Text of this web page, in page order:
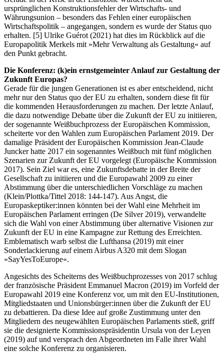
ursprünglichen Konstruktionsfehler der Wirtschafts- und
Währungsunion – besonders das Fehlen einer europäischen
Wirtschaftspolitik – angegangen, sondern es wurde der Status quo
erhalten. [5] Ulrike Guérot (2021) hat dies im Rückblick auf die
Europapolitik Merkels mit »Mehr Verwaltung als Gestaltung« auf
den Punkt gebracht.
Die Konferenz: (k)ein ernstgemeinter Anlauf zur Gestaltung der
Zukunft Europas?
Gerade für die jungen Generationen ist es aber entscheidend, nicht
mehr nur den Status quo der EU zu erhalten, sondern diese fit für
die kommenden Herausforderungen zu machen. Der letzte Anlauf,
die dazu notwendige Debatte über die Zukunft der EU zu initiieren,
der sogenannte Weißbuchprozess der Europäischen Kommission,
scheiterte vor den Wahlen zum Europäischen Parlament 2019. Der
damalige Präsident der Europäischen Kommission Jean-Claude
Juncker hatte 2017 ein sogenanntes Weißbuch mit fünf möglichen
Szenarien zur Zukunft der EU vorgelegt (Europäische Kommission
2017). Sein Ziel war es, eine Zukunftsdebatte in der Breite der
Gesellschaft zu initiieren und die Europawahl 2009 zu einer
Abstimmung über die unterschiedlichen Vorschläge zu machen
(Klein/Plottka/Tittel 2018: 144-147). Aus Angst, die
Europaskeptiker:innen könnten bei der Wahl eine Mehrheit im
Europäischen Parlament erringen (De Silver 2019), verwandelte
sich die Wahl von einer Abstimmung über alternative Visionen zur
Zukunft der EU in eine Kampagne zur Rettung des Erreichten.
Emblematisch warb selbst die Lufthansa (2019) mit einer
Sonderlackierung auf einem Airbus A320 mit dem Slogan
»SayYesToEurope«.
Angesichts des Scheiterns des Weißbuchprozesses von 2017 schlug
der französische Präsident Emmanuel Macron (2019) im Vorfeld der
Europawahl 2019 eine Konferenz vor, um mit den EU-Institutionen,
Mitgliedstaaten und Unionsbürger:innen über die Zukunft der EU
zu debattieren. Da diese Idee auf große Zustimmung unter den
Mitgliedern des neugewählten Europäischen Parlaments stieß, griff
sie die designierte Kommissionspräsidentin Ursula von der Leyen
(2019) auf und versprach den Abgeordneten im Falle ihrer Wahl
eine solche Konferenz zu organisieren.